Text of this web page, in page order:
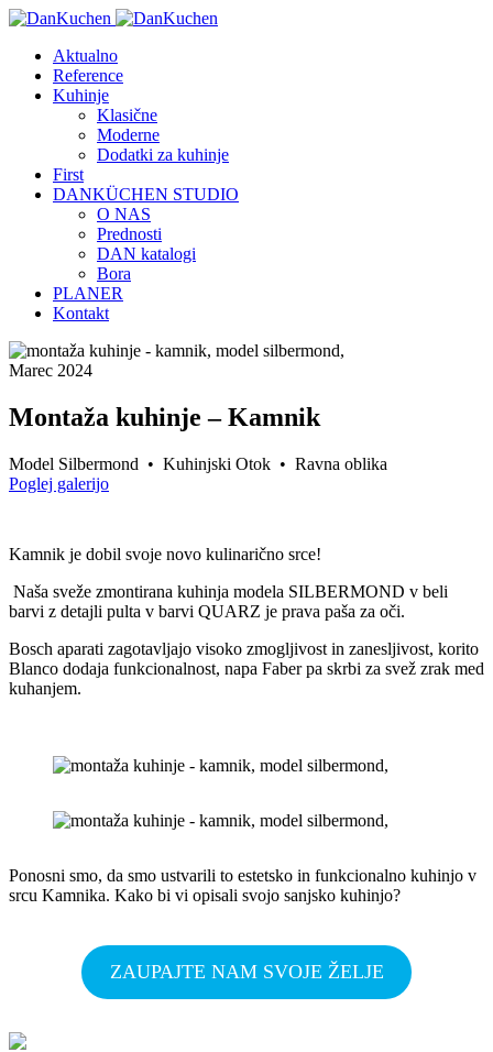
Aktualno
Reference
Kuhinje
Klasične
Moderne
Dodatki za kuhinje
First
DANKÜCHEN STUDIO
O NAS
Prednosti
DAN katalogi
Bora
PLANER
Kontakt
Marec 2024
Montaža kuhinje – Kamnik
Model Silbermond • Kuhinjski Otok • Ravna oblika
Poglej galerijo
Kamnik je dobil svoje novo kulinarično srce!
Naša sveže zmontirana kuhinja modela SILBERMOND v beli
barvi z detajli pulta v barvi QUARZ je prava paša za oči.
Bosch aparati zagotavljajo visoko zmogljivost in zanesljivost, korito
Blanco dodaja funkcionalnost, napa Faber pa skrbi za svež zrak med
kuhanjem.
Ponosni smo, da smo ustvarili to estetsko in funkcionalno kuhinjo v
srcu Kamnika. Kako bi vi opisali svojo sanjsko kuhinjo?
ZAUPAJTE NAM SVOJE ŽELJE